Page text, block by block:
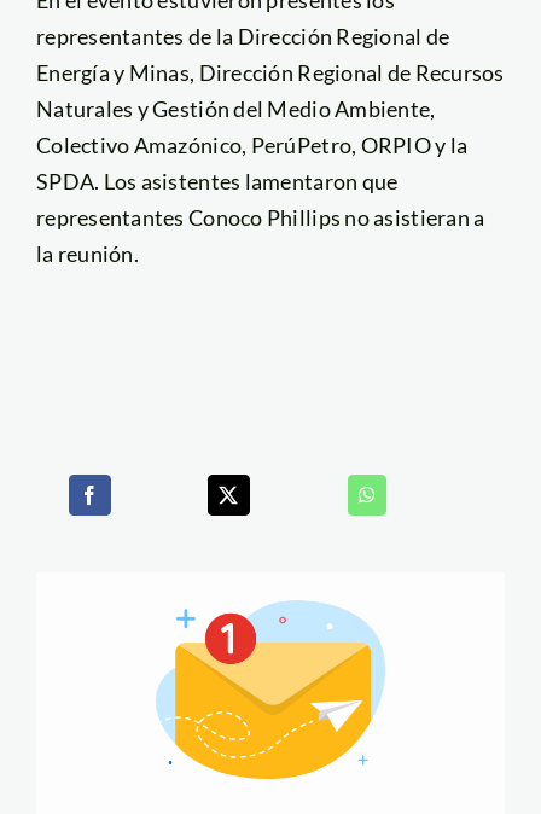
representantes de la Dirección Regional de
Energía y Minas, Dirección Regional de Recursos
Naturales y Gestión del Medio Ambiente,
Colectivo Amazónico, PerúPetro, ORPIO y la
SPDA. Los asistentes lamentaron que
representantes Conoco Phillips no asistieran a
la reunión.